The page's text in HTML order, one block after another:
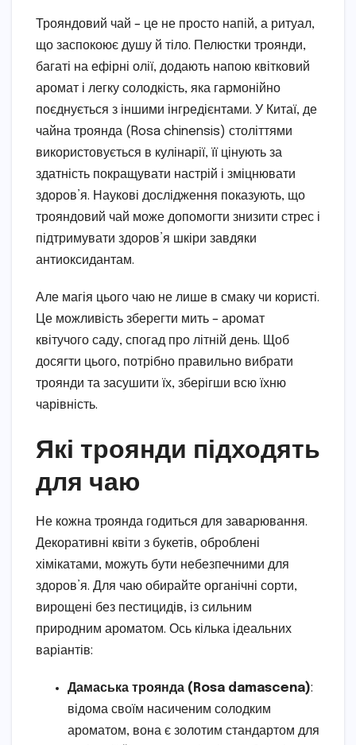
Трояндовий чай – це не просто напій, а ритуал,
що заспокоює душу й тіло. Пелюстки троянди,
багаті на ефірні олії, додають напою квітковий
аромат і легку солодкість, яка гармонійно
поєднується з іншими інгредієнтами. У Китаї, де
чайна троянда (Rosa chinensis) століттями
використовується в кулінарії, її цінують за
здатність покращувати настрій і зміцнювати
здоров’я. Наукові дослідження показують, що
трояндовий чай може допомогти знизити стрес і
підтримувати здоров’я шкіри завдяки
антиоксидантам.
Але магія цього чаю не лише в смаку чи користі.
Це можливість зберегти мить – аромат
квітучого саду, спогад про літній день. Щоб
досягти цього, потрібно правильно вибрати
троянди та засушити їх, зберігши всю їхню
чарівність.
Які троянди підходять
для чаю
Не кожна троянда годиться для заварювання.
Декоративні квіти з букетів, оброблені
хімікатами, можуть бути небезпечними для
здоров’я. Для чаю обирайте органічні сорти,
вирощені без пестицидів, із сильним
природним ароматом. Ось кілька ідеальних
варіантів:
Дамаська троянда (Rosa damascena):
відома своїм насиченим солодким
ароматом, вона є золотим стандартом для